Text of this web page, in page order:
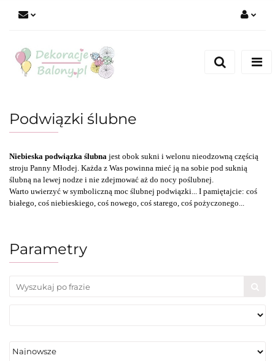
Zarejestruj się
Podwiązki ślubne
Niebieska podwiązka ślubna jest obok sukni i welonu nieodzowną częścią
stroju Panny Młodej. Każda z Was powinna mieć ją na sobie pod suknią
ślubną na lewej nodze i nie zdejmować aż do nocy poślubnej.
Warto uwierzyć w symboliczną moc ślubnej podwiązki... I pamiętajcie: coś
białego, coś niebieskiego, coś nowego, coś starego, coś pożyczonego...
Parametry